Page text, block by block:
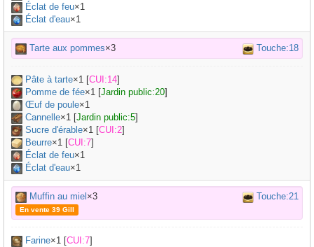
Éclat de feu×1
Éclat d'eau×1
Tarte aux pommes×3 Touche:18
Pâte à tarte×1 [CUI:14]
Pomme de fée×1 [Jardin public:20]
Œuf de poule×1
Cannelle×1 [Jardin public:5]
Sucre d'érable×1 [CUI:2]
Beurre×1 [CUI:7]
Éclat de feu×1
Éclat d'eau×1
Muffin au miel ×3 Touche:21
En vente 39 Gill
Farine×1 [CUI:7]